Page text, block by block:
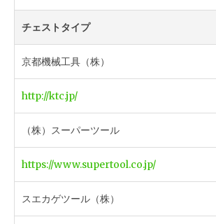
チェストタイプ
京都機械工具（株）
http://ktc.jp/
（株）スーパーツール
https://www.supertool.co.jp/
スエカゲツール（株）